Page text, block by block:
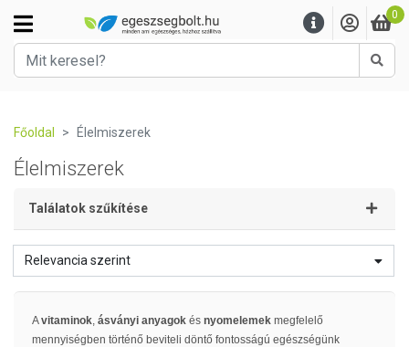
0
Főoldal Élelmiszerek
Élelmiszerek
Találatok szűkítése
Relevancia szerint
Avitaminok, ásványi anyagok és nyomelemek megfelelő
mennyiségben történő beviteli döntő fontosságú egészségünk